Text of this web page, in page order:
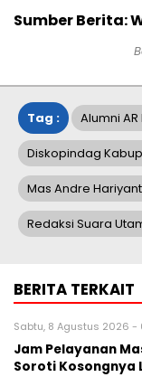
Sumber Berita:
Tag : Alumni
Diskopindag
Mas Andre
Redaksi Suara
BERITA TERKAIT
Sabtu, 8 Agustus 2026 -
Jam Pelayanan
Soroti Kosongnya